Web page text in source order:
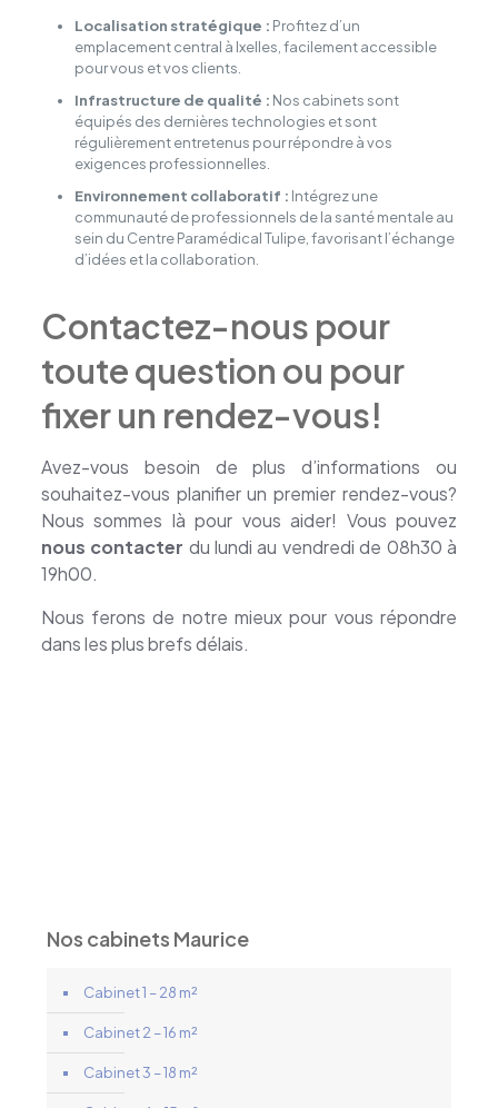
Localisation stratégique : Profitez d’un
emplacement central à Ixelles, facilement accessible
pour vous et vos clients.
Infrastructure de qualité : Nos cabinets sont
équipés des dernières technologies et sont
régulièrement entretenus pour répondre à vos
exigences professionnelles.
Environnement collaboratif : Intégrez une
communauté de professionnels de la santé mentale au
sein du Centre Paramédical Tulipe, favorisant l’échange
d’idées et la collaboration.
Contactez-nous pour
toute question ou pour
fixer un rendez-vous!
Avez-vous besoin de plus d’informations ou
souhaitez-vous planifier un premier rendez-vous?
Nous sommes là pour vous aider! Vous pouvez
nous contacter du lundi au vendredi de 08h30 à
19h00.
Nous ferons de notre mieux pour vous répondre
dans les plus brefs délais.
Nos cabinets Maurice
Cabinet 1 – 28 m²
Cabinet 2 – 16 m²
Cabinet 3 – 18 m²